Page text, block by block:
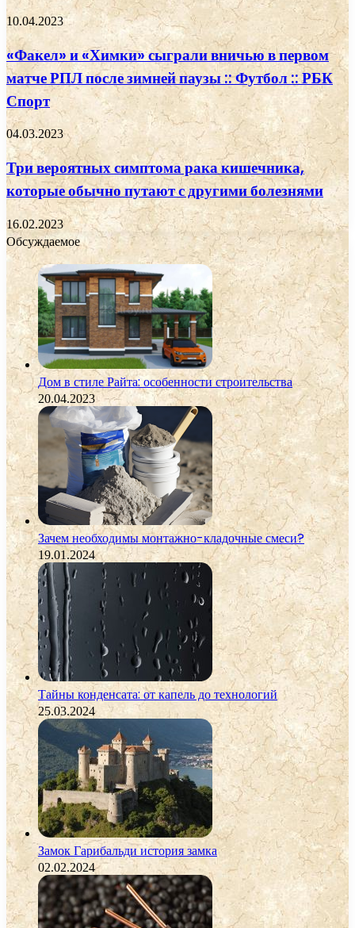
10.04.2023
«Факел» и «Химки» сыграли вничью в первом
матче РПЛ после зимней паузы :: Футбол :: РБК
Спорт
04.03.2023
Три вероятных симптома рака кишечника,
которые обычно путают с другими болезнями
16.02.2023
Обсуждаемое
Дом в стиле Райта: особенности строительства
20.04.2023
Зачем необходимы монтажно-кладочные смеси?
19.01.2024
Тайны конденсата: от капель до технологий
25.03.2024
Замок Гарибальди история замка
02.02.2024